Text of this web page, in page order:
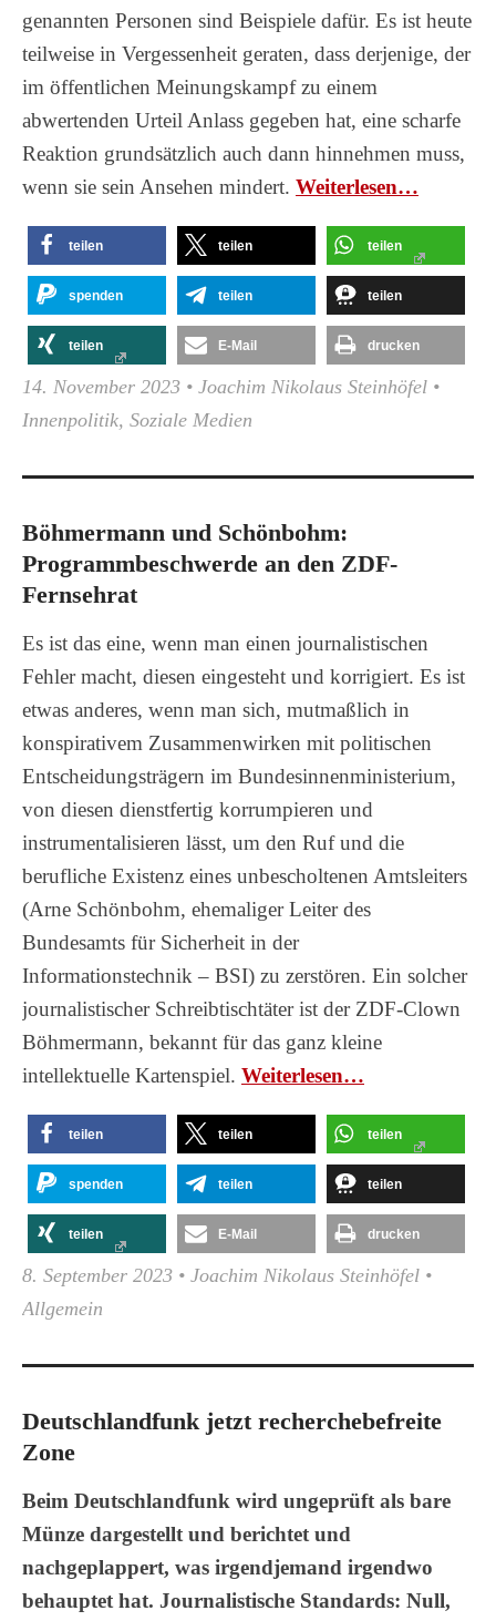
genannten Personen sind Beispiele dafür. Es ist heute
teilweise in Vergessenheit geraten, dass derjenige, der
im öffentlichen Meinungskampf zu einem
abwertenden Urteil Anlass gegeben hat, eine scharfe
Reaktion grundsätzlich auch dann hinnehmen muss,
wenn sie sein Ansehen mindert. Wei­ter­le­sen…
teilen teilen teilen
spenden teilen teilen
teilen E-Mail drucken
14. November 2023 • Joachim Nikolaus Steinhöfel •
Innenpolitik, Soziale Medien
Böhmermann und Schönbohm:
Programmbeschwerde an den ZDF-
Fernsehrat
Es ist das eine, wenn man einen journalistischen
Fehler macht, diesen eingesteht und korrigiert. Es ist
etwas anderes, wenn man sich, mutmaßlich in
konspirativem Zusammenwirken mit politischen
Entscheidungsträgern im Bundesinnenministerium,
von diesen dienstfertig korrumpieren und
instrumentalisieren lässt, um den Ruf und die
berufliche Existenz eines unbescholtenen Amtsleiters
(Arne Schönbohm, ehemaliger Leiter des
Bundesamts für Sicherheit in der
Informationstechnik – BSI) zu zerstören. Ein solcher
journalistischer Schreibtischtäter ist der ZDF-Clown
Böhmermann, bekannt für das ganz kleine
intellektuelle Kartenspiel. Wei­ter­le­sen…
teilen teilen teilen
spenden teilen teilen
teilen E-Mail drucken
8. September 2023 • Joachim Nikolaus Steinhöfel •
Allgemein
Deutschlandfunk jetzt recherchebefreite
Zone
Beim Deutschlandfunk wird ungeprüft als bare
Münze dargestellt und berichtet und
nachgeplappert, was irgendjemand irgendwo
behauptet hat. Journalistische Standards: Null,